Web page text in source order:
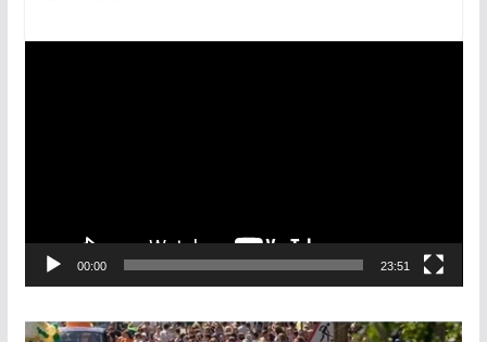
e
á
00:00 23:51